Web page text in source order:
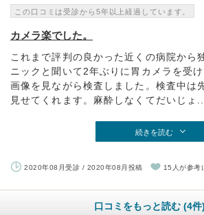
この口コミは受診から5年以上経過しています。
カメラ楽でした。
これまで評判の良かった近くの病院から
ニックと聞いて2年ぶりに胃カメラを受
画像を見ながら検査しました。検査中は
見せてくれます。麻酔しなくてだいじょ...
続きを読む
2020年08月受診 / 2020年08月投稿 15人が参考
口コミをもっと読む (4件)